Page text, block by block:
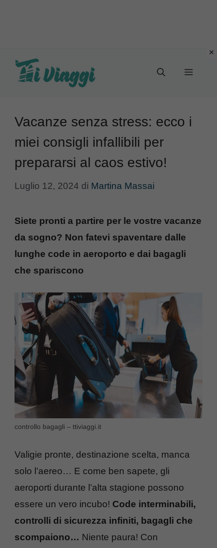
Menu
Vacanze senza stress: ecco i
miei consigli infallibili per
prepararsi al caos estivo!
Luglio 12, 2024 di Martina Massai
Siete pronti a partire per le vostre vacanze
da sogno? Non fatevi spaventare dalle
lunghe code in aeroporto e dai bagagli
che spariscono
controllo bagagli – ttiviaggi.it
Valigie pronte, destinazione scelta, manca
solo l’aereo… E come ben sapete, gli
aeroporti durante l’alta stagione possono
essere un vero incubo! Code interminabili,
controlli di sicurezza infiniti, bagagli che
scompaiono… Niente paura! Con